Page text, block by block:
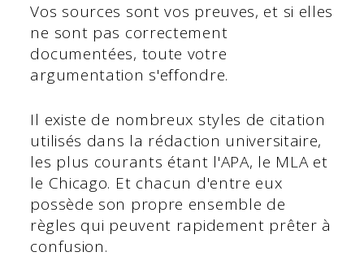
Vos sources sont vos preuves, et si elles
ne sont pas correctement
documentées, toute votre
argumentation s'effondre.
Il existe de nombreux styles de citation
utilisés dans la rédaction universitaire,
les plus courants étant l'APA, le MLA et
le Chicago. Et chacun d'entre eux
possède son propre ensemble de
règles qui peuvent rapidement prêter à
confusion.